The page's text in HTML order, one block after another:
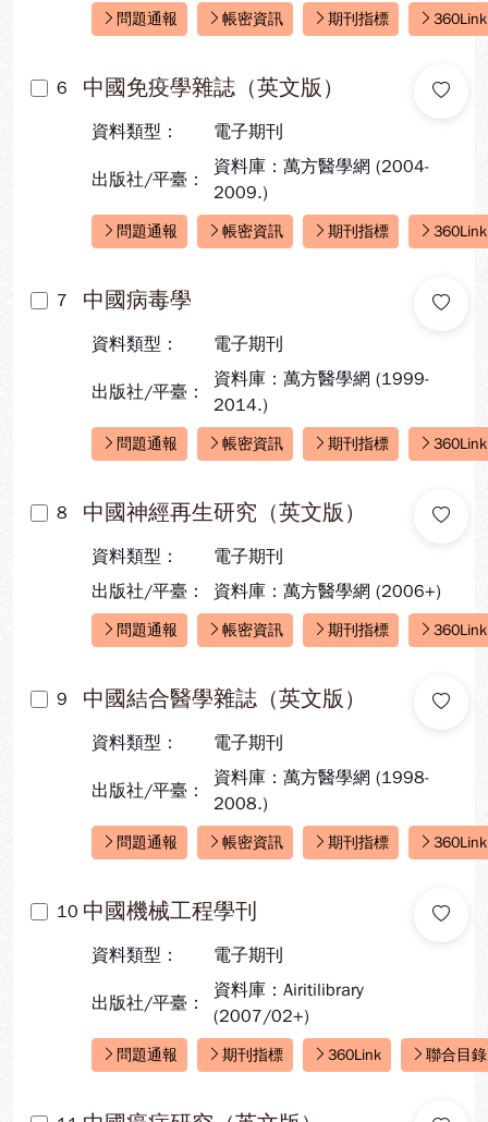
快速連結：
問題通報 帳密資訊 期刊指標 360Link
6 中國免疫學雜誌（英文版）
資料類型： 電子期刊
出版社/平臺：
資料庫：萬方醫學網 (2004-
2009.)
快速連結：
問題通報 帳密資訊 期刊指標 360Link
7 中國病毒學
資料類型： 電子期刊
出版社/平臺：
資料庫：萬方醫學網 (1999-
2014.)
快速連結：
問題通報 帳密資訊 期刊指標 360Link
8 中國神經再生研究（英文版）
資料類型：
電子期刊
出版社/平臺：
資料庫：萬方醫學網 (2006+)
快速連結：
問題通報 帳密資訊 期刊指標 360Link
9 中國結合醫學雜誌（英文版）
資料類型： 電子期刊
出版社/平臺：
資料庫：萬方醫學網 (1998-
2008.)
快速連結：
問題通報 帳密資訊 期刊指標 360Link
10 中國機械工程學刊
資料類型： 電子期刊
出版社/平臺：
資料庫：Airitilibrary
(2007/02+)
快速連結：
問題通報 期刊指標 360Link 聯合目錄